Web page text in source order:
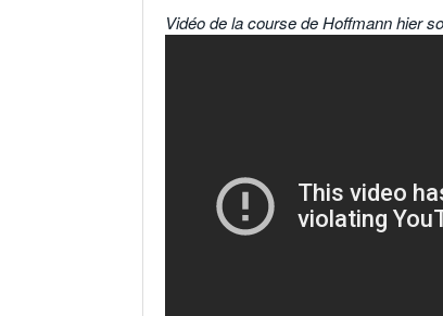
Vidéo de la course de Hoffmann hier